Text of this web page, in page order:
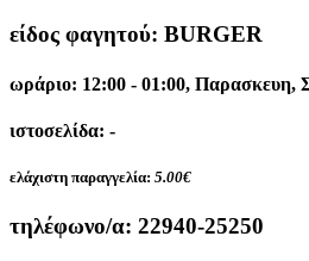
είδος φαγητού: BURGER
ωράριο: 12:00 - 01:00, Παρασκευη,
ιστοσελίδα: -
ελάχιστη παραγγελία: 5.00€
τηλέφωνο/α: 22940-25250